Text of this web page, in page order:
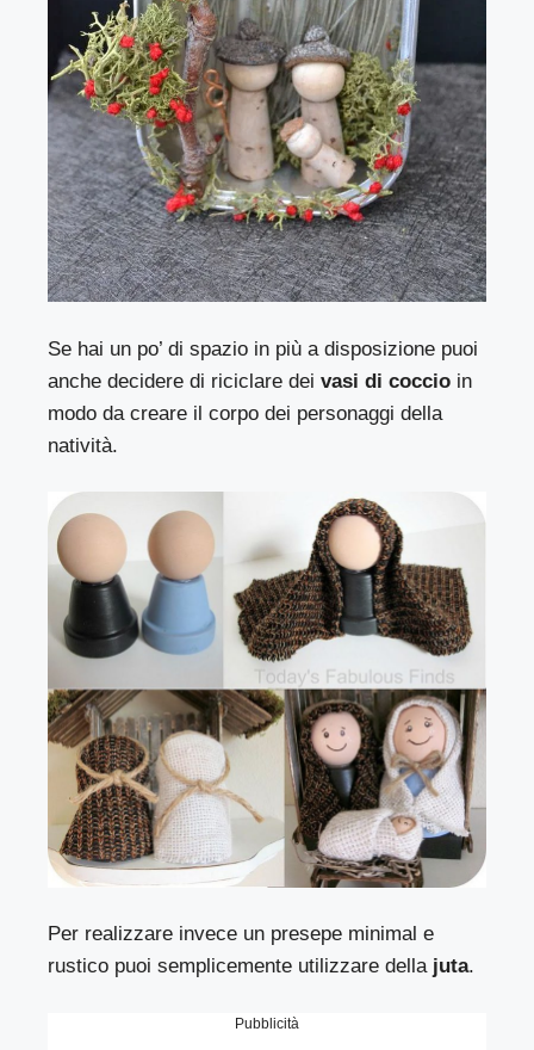
Se hai un po’ di spazio in più a disposizione puoi
anche decidere di riciclare deivasi di coccio in
modo da creare il corpo dei personaggi della
natività.
Per realizzare invece un presepe minimal e
rustico puoi semplicemente utilizzare della juta.
Pubblicità